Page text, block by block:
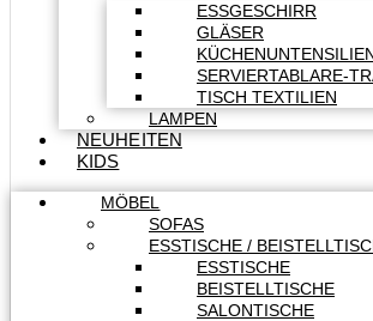
ESSGESCHIRR
GLÄSER
SERVIERTABLARE-
TISCH TEXTILIEN
LAMPEN
NEUHEITEN
KIDS
MÖBEL
SOFAS
ESSTISCHE /
ESSTISCHE
BEISTELLTISCHE
SALONTISCHE